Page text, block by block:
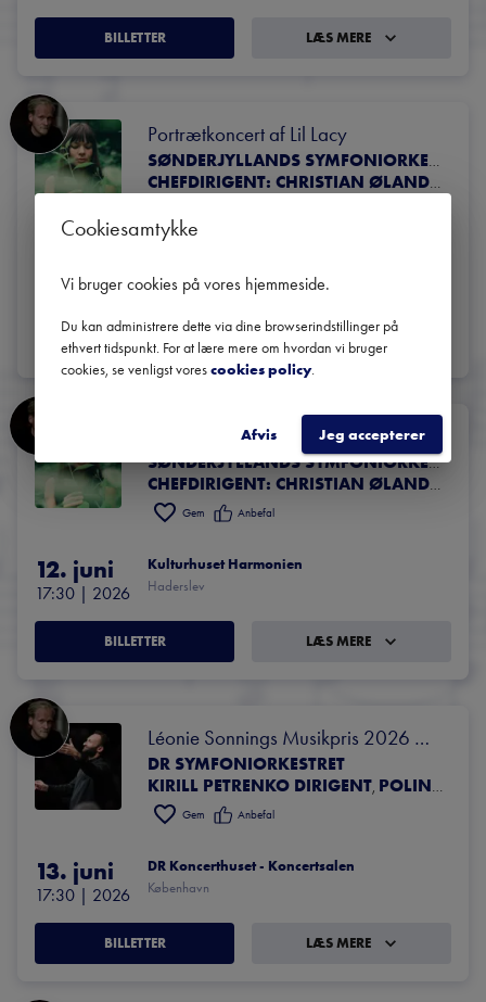
BILLETTER LÆS MERE
Portrætkoncert af Lil Lacy
SØNDERJYLLANDS SYMFONIORKESTER
CHEFDIRIGENT: CHRISTIAN ØLAND SOLISTER: THOMAS JENSEN, FLØJTE
17:30 | 2026
Sønderborg
BILLETTER LÆS MERE
Portrætkoncert af Lil Lacy
SØNDERJYLLANDS SYMFONIORKESTER
CHEFDIRIGENT: CHRISTIAN ØLAND SOLISTER: THOMAS JENSEN, FLØJTE
Gem Anbefal
12. juni
17:30 | 2026
Kulturhuset Harmonien
Haderslev
BILLETTER LÆS MERE
Léonie Sonnings Musikpris 2026
Kirill Petrenko & DR Symfoniorkestret
DR SYMFONIORKESTRET
KIRILL PETRENKO DIRIGENT, POLINA OSETINSKAYA KLAVER
Gem Anbefal
13. juni
17:30 | 2026
DR Koncerthuset - Koncertsalen
København
BILLETTER LÆS MERE
Cookiesamtykke
Vi bruger cookies på vores hjemmeside.
Du kan administrere dette via dine browserindstillinger på
ethvert tidspunkt. For at lære mere om hvordan vi bruger
cookies, se venligst vorescookies policy.
Afvis Jeg accepterer